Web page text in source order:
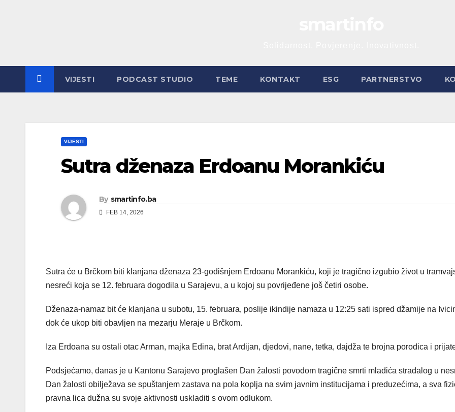
VIJESTI PODCAST STUDIO TEME KONTAKT ESG PARTNERSTVO
VIJESTI
Sutra dženaza Erdoanu Morankiću
By smartinfo.ba
FEB 14, 2026
Sutra će u Brčkom biti klanjana dženaza 23-godišnjem Erdoanu Morankiću, koji je tragično izgubio život u
nesreći koja se 12. februara dogodila u Sarajevu, a u kojoj su povrijeđene još četiri osobe.
Dženaza-namaz bit će klanjana u subotu, 15. februara, poslije ikindije namaza u 12:25 sati ispred džamije na
dok će ukop biti obavljen na mezarju Meraje u Brčkom.
Iza Erdoana su ostali otac Arman, majka Edina, brat Ardijan, djedovi, nane, tetka, dajdža te brojna porodica i
Podsjećamo, danas je u Kantonu Sarajevo proglašen Dan žalosti povodom tragične smrti mladića stradalog u
Dan žalosti obilježava se spuštanjem zastava na pola koplja na svim javnim institucijama i preduzećima, a sva
pravna lica dužna su svoje aktivnosti uskladiti s ovom odlukom.